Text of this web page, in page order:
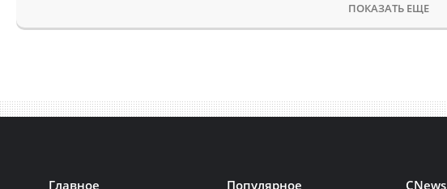
ПОКАЗАТЬ ЕЩЕ
Главное Популярное CNews